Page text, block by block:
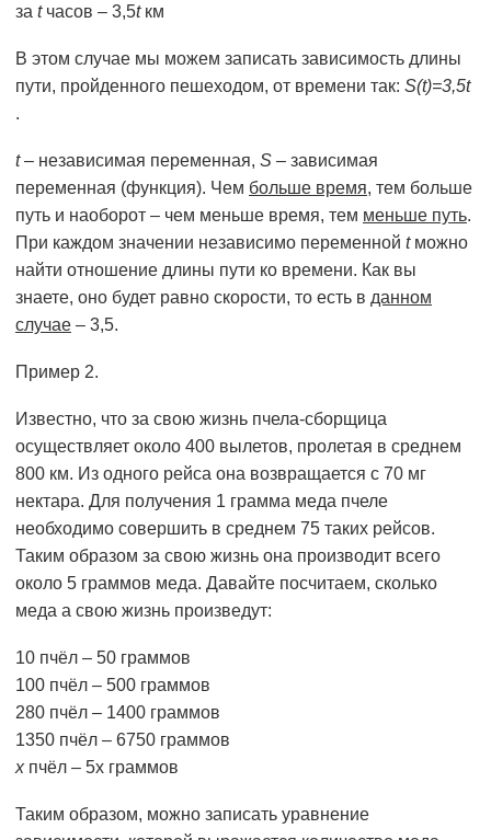
за t часов – 3,5t км
В этом случае мы можем записать зависимость длины
пути, пройденного пешеходом, от времени так: S(t)=3,5t
.
t– независимая переменная, S – зависимая
переменная (функция). Чем больше время, тем больше
путь и наоборот – чем меньше время, тем меньше путь.
При каждом значении независимо переменной t можно
найти отношение длины пути ко времени. Как вы
знаете, оно будет равно скорости, то есть в данном
случае – 3,5.
Пример 2.
Известно, что за свою жизнь пчела-сборщица
осуществляет около 400 вылетов, пролетая в среднем
800 км. Из одного рейса она возвращается с 70 мг
нектара. Для получения 1 грамма меда пчеле
необходимо совершить в среднем 75 таких рейсов.
Таким образом за свою жизнь она производит всего
около 5 граммов меда. Давайте посчитаем, сколько
меда а свою жизнь произведут:
10 пчёл – 50 граммов
100 пчёл – 500 граммов
280 пчёл – 1400 граммов
1350 пчёл – 6750 граммов
х пчёл – 5х граммов
Таким образом, можно записать уравнение